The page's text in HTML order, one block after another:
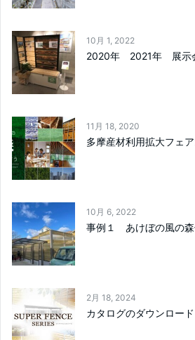
10月 1, 2022
2020年 2021年 展示
11月 18, 2020
多摩産材利用拡大フェ
10月 6, 2022
事例１ あけぼの風の森
2月 18, 2024
カタログのダウンロード